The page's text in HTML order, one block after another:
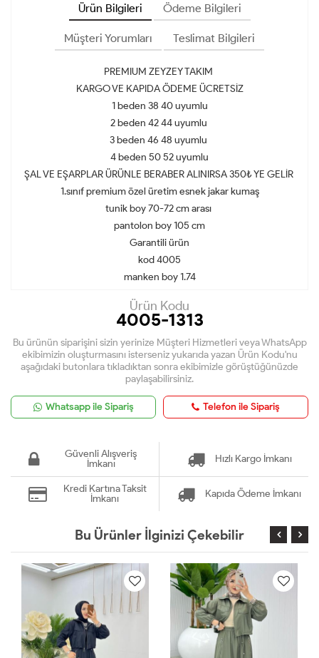
Ürün Bilgileri Ödeme Bilgileri
Müşteri Yorumları Teslimat Bilgileri
PREMIUM ZEYZEY TAKIM
KARGO VE KAPIDA ÖDEME ÜCRETSİZ
1 beden 38 40 uyumlu
2 beden 42 44 uyumlu
3 beden 46 48 uyumlu
4 beden 50 52 uyumlu
ŞAL VE EŞARPLAR ÜRÜNLE BERABER ALINIRSA 350₺ YE GELİR
1.sınıf premium özel üretim esnek jakar kumaş
tunik boy 70-72 cm arası
pantolon boy 105 cm
Garantili ürün
kod 4005
manken boy 1.74
Ürün Kodu
4005-1313
Bu ürünün siparişini sizin yerinize Müşteri Hizmetleri veya WhatsApp
ekibimizin oluşturmasını isterseniz yukarıda yazan Ürün Kodu'nu
aşağıdaki butonlara tıkladıktan sonra ekibimizle görüştüğünüzde
paylaşabilirsiniz.
Whatsapp ile Sipariş Telefon ile Sipariş
Güvenli Alışveriş
İmkanı
Hızlı Kargo İmkanı
Kredi Kartına Taksit
İmkanı
Kapıda Ödeme İmkanı
Bu Ürünler İlginizi Çekebilir